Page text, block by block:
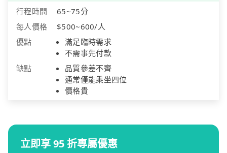
行程時間
65~75分
每人價格
$500~600/人
優點
滿足臨時需求
不需事先付款
缺點
品質參差不齊
通常僅能乘坐四位
價格貴
立即享 95 折專屬優惠